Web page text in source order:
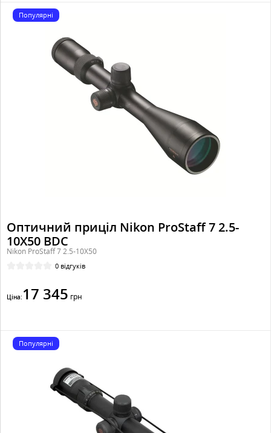
Популярні
Оптичний приціл Nikon ProStaff 7 2.5-
10X50 BDC
Nikon ProStaff 7 2.5-10X50
0 відгуків
Ціна: 17 345 грн
Популярні